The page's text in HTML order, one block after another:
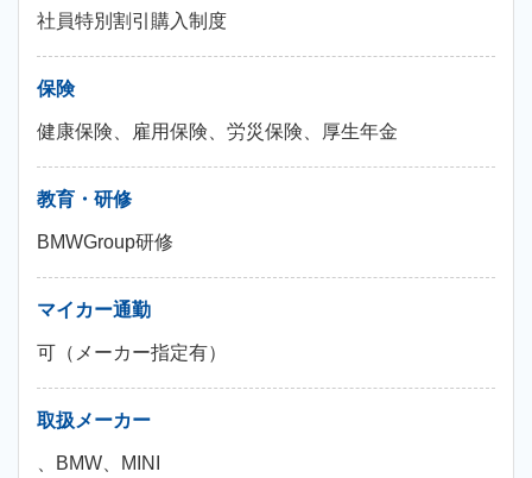
社員特別割引購入制度
保険
健康保険、雇用保険、労災保険、厚生年金
教育・研修
BMWGroup研修
マイカー通勤
可（メーカー指定有）
取扱メーカー
、BMW、MINI